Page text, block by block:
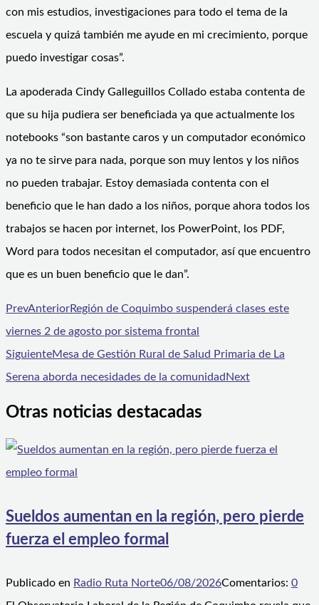
con mis estudios, investigaciones para todo el tema de la
escuela y quizá también me ayude en mi crecimiento, porque
puedo investigar cosas”.
La apoderada Cindy Galleguillos Collado estaba contenta de
que su hija pudiera ser beneficiada ya que actualmente los
notebooks “son bastante caros y un computador económico
ya no te sirve para nada, porque son muy lentos y los niños
no pueden trabajar. Estoy demasiada contenta con el
beneficio que le han dado a los niños, porque ahora todos los
trabajos se hacen por internet, los PowerPoint, los PDF,
Word para todos necesitan el computador, así que encuentro
que es un buen beneficio que le dan”.
PrevAnteriorRegión de Coquimbo suspenderá clases este
viernes 2 de agosto por sistema frontal
SiguienteMesa de Gestión Rural de Salud Primaria de La
Serena aborda necesidades de la comunidadNext
Otras noticias destacadas
Sueldos aumentan en la región, pero pierde
fuerza el empleo formal
Publicado en Radio Ruta Norte06/08/2026Comentarios: 0